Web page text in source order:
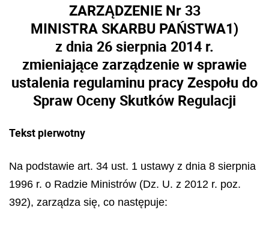
ZARZĄDZENIE Nr 33
MINISTRA SKARBU PAŃSTWA1)
z dnia 26 sierpnia 2014 r.
zmieniające zarządzenie w sprawie
ustalenia regulaminu pracy Zespołu do
Spraw Oceny Skutków Regulacji
Tekst pierwotny
Na podstawie art. 34 ust. 1 ustawy z dnia 8 sierpnia
1996 r. o Radzie Ministrów (Dz. U. z 2012 r. poz.
392), zarządza się, co następuje: